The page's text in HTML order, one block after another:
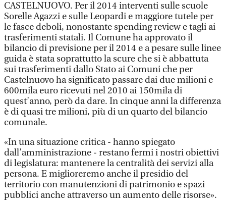
CASTELNUOVO. Per il 2014 interventi sulle scuole
Sorelle Agazzi e sulle Leopardi e maggiore tutele per
le fasce deboli, nonostante spending review e tagli ai
trasferimenti statali. Il Comune ha approvato il
bilancio di previsione per il 2014 e a pesare sulle linee
guida è stata soprattutto la scure che si è abbattuta
sui trasferimenti dallo Stato ai Comuni che per
Castelnuovo ha significato passare dai due milioni e
600mila euro ricevuti nel 2010 ai 150mila di
quest’anno, però da dare. In cinque anni la differenza
è di quasi tre milioni, più di un quarto del bilancio
comunale.
«In una situazione critica - hanno spiegato
dall’amministrazione - restano fermi i nostri obiettivi
di legislatura: mantenere la centralità dei servizi alla
persona. E miglioreremo anche il presidio del
territorio con manutenzioni di patrimonio e spazi
pubblici anche attraverso un aumento delle risorse».